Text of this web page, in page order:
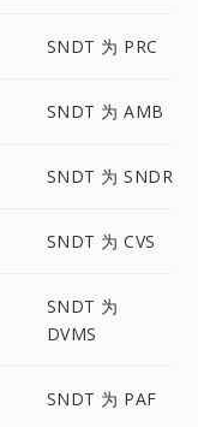
SNDT 为 PRC
SNDT 为 AMB
SNDT 为 SNDR
SNDT 为 CVS
SNDT 为
DVMS
SNDT 为 PAF